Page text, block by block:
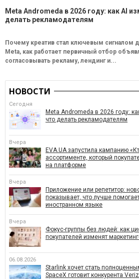
Meta Andromeda в 2026 году: как AI
делать рекламодателям
Почему креатив стал ключевым сигналом
Meta, как работает первичный отбор
согласовывать рекламу, лендинг и...
НОВОСТИ
Сегодня
Meta Andromeda в 2026 году:
что делать рекламодателям
Вчера
EVA.UA запустила кампанию
ассортименте, который
на платформе
Вчера
Приложение или репетитор:
показывает, что лучше
иностранном языке
Вчера
Фокус-группы без людей: как
покупателей изменят
06.08.2026
Starlink хочет стать
SpaceX готовит конкурента